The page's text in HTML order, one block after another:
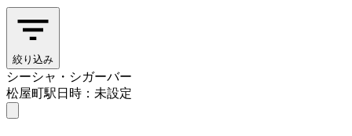
絞り込み
シーシャ・シガーバー
松屋町駅日時：未設定